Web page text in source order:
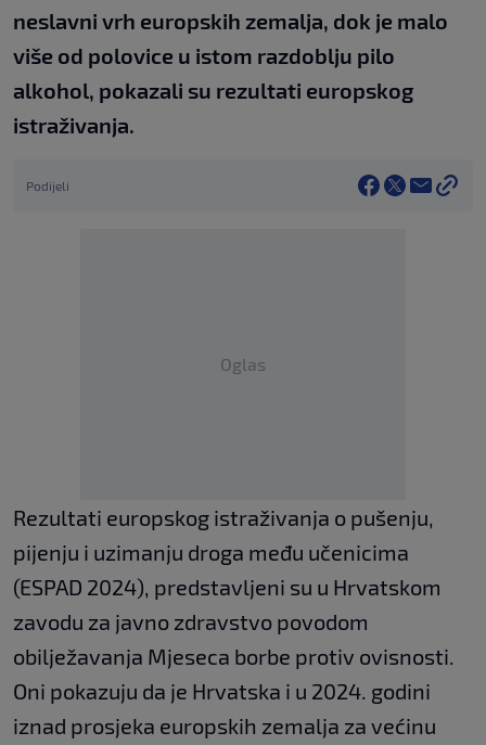
neslavni vrh europskih zemalja, dok je malo
više od polovice u istom razdoblju pilo
alkohol, pokazali su rezultati europskog
istraživanja.
Podijeli
Oglas
Rezultati europskog istraživanja o pušenju,
pijenju i uzimanju droga među učenicima
(ESPAD 2024), predstavljeni su u Hrvatskom
zavodu za javno zdravstvo povodom
obilježavanja Mjeseca borbe protiv ovisnosti.
Oni pokazuju da je Hrvatska i u 2024. godini
iznad prosjeka europskih zemalja za većinu